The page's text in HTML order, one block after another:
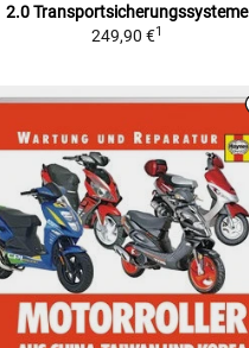
2.0 Transportsicherungssysteme
249,90 €1